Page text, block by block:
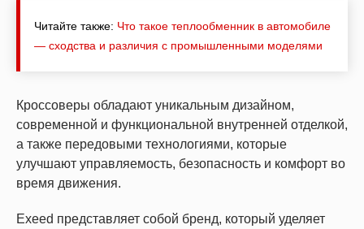
Читайте также: Что такое теплообменник в автомобиле
— сходства и различия с промышленными моделями
Кроссоверы обладают уникальным дизайном,
современной и функциональной внутренней отделкой,
а также передовыми технологиями, которые
улучшают управляемость, безопасность и комфорт во
время движения.
Exeed представляет собой бренд, который уделяет